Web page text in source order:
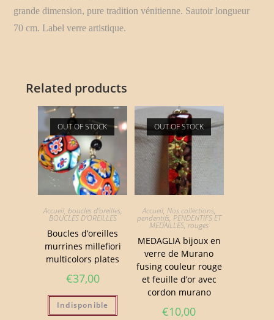
grande dimension, pure tradition vénitienne. Sautoir longueur
70 cm. Label verre artistique.
Related products
OUT OF STOCK
Accueil, boucles d'oreilles,
BOUCLES D'OREILLES
Boucles d’oreilles
murrines millefiori
multicolors plates
€37,00
Indisponible
OUT OF STOCK
Accueil, Nos collections,
pendentifs, PENDENTIFS ET
MEDAILLES,rouges
MEDAGLIA bijoux en
verre de Murano
fusing couleur rouge
et feuille d’or avec
cordon murano
€10,00